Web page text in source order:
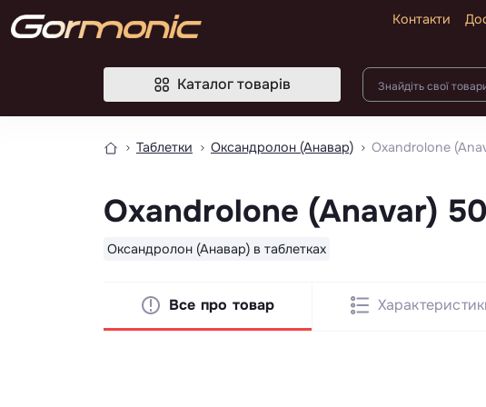
Контакти
Каталог товарів
Таблетки Оксандролон (Анавар) Oxandrolone
Oxandrolone (Anavar)
Оксандролон (Анавар) в таблетках
Все про товар